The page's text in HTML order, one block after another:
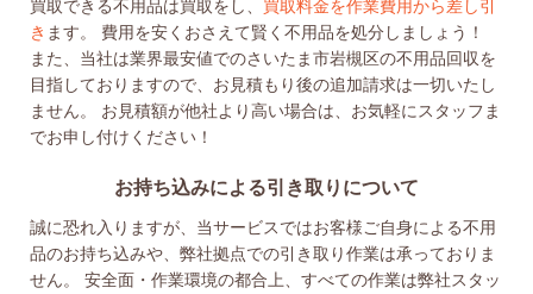
買取できる不用品は買取をし、 買取料金を作業費用から差し引
き ます。
費用を安くおさえて賢く不用品を処分しましょう！
また、当社は業界最安値でのさいたま市岩槻区の不用品回収を
目指しておりますので、お見積もり後の追加請求は一切いたし
ません。
お見積額が他社より高い場合は、お気軽にスタッフま
でお申し付けください！
お持ち込みによる引き取りについて
誠に恐れ入りますが、当サービスではお客様ご自身による不用
品のお持ち込みや、弊社拠点での引き取り作業は承っておりま
せん。 安全面・作業環境の都合上、すべての作業は弊社スタッ